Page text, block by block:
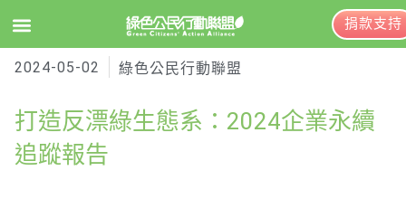
關於綠盟
EN
捐款支持
2024-05-02 綠色公民行動聯盟
打造反漂綠生態系：2024企業永續
追蹤報告